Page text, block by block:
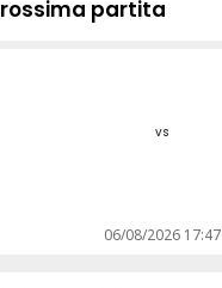
partita
vs
06/08/2026 17:47